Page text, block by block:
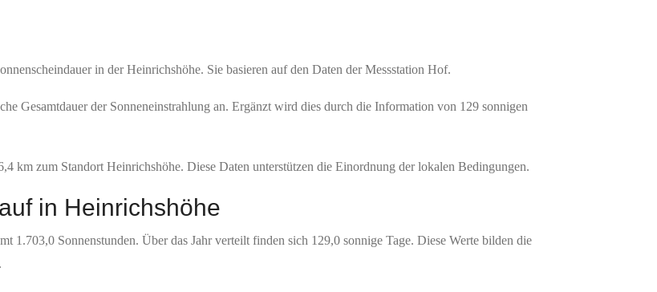
in der Heinrichshöhe. Sie basieren auf den Daten der Messstation Hof.
Gesamtdauer der Sonneneinstrahlung an. Ergänzt wird dies durch die Information von 129 sonnigen
km zum Standort Heinrichshöhe. Diese Daten unterstützen die Einordnung der lokalen Bedingungen.
in Heinrichshöhe
1.703,0 Sonnenstunden. Über das Jahr verteilt finden sich 129,0 sonnige Tage. Diese Werte bilden die